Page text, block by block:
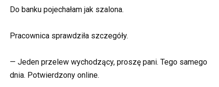
Do banku pojechałam jak szalona.
Pracownica sprawdziła szczegóły.
— Jeden przelew wychodzący, proszę pani. Tego samego
dnia. Potwierdzony online.